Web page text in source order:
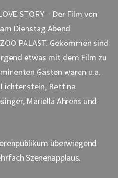
STORY – Der Film von
Dienstag Abend
PALAST. Gekommen sind
etwas mit dem Film zu
Gästen waren u.a.
Bettina
Mariella Ahrens und
überwiegend
Szenenapplaus.